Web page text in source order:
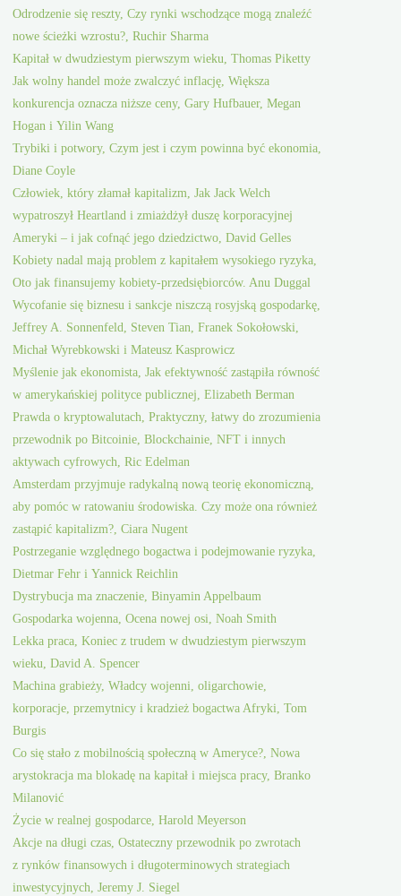
Odrodzenie się reszty, Czy rynki wschodzące mogą znaleźć
nowe ścieżki wzrostu?, Ruchir Sharma
Kapitał w dwudziestym pierwszym wieku, Thomas Piketty
Jak wolny handel może zwalczyć inflację, Większa
konkurencja oznacza niższe ceny, Gary Hufbauer, Megan
Hogan i Yilin Wang
Trybiki i potwory, Czym jest i czym powinna być ekonomia,
Diane Coyle
Człowiek, który złamał kapitalizm, Jak Jack Welch
wypatroszył Heartland i zmiażdżył duszę korporacyjnej
Ameryki – i jak cofnąć jego dziedzictwo, David Gelles
Kobiety nadal mają problem z kapitałem wysokiego ryzyka,
Oto jak finansujemy kobiety-przedsiębiorców. Anu Duggal
Wycofanie się biznesu i sankcje niszczą rosyjską gospodarkę,
Jeffrey A. Sonnenfeld, Steven Tian, Franek Sokołowski,
Michał Wyrebkowski i Mateusz Kasprowicz
Myślenie jak ekonomista, Jak efektywność zastąpiła równość
w amerykańskiej polityce publicznej, Elizabeth Berman
Prawda o kryptowalutach, Praktyczny, łatwy do zrozumienia
przewodnik po Bitcoinie, Blockchainie, NFT i innych
aktywach cyfrowych, Ric Edelman
Amsterdam przyjmuje radykalną nową teorię ekonomiczną,
aby pomóc w ratowaniu środowiska. Czy może ona również
zastąpić kapitalizm?, Ciara Nugent
Postrzeganie względnego bogactwa i podejmowanie ryzyka,
Dietmar Fehr i Yannick Reichlin
Dystrybucja ma znaczenie, Binyamin Appelbaum
Gospodarka wojenna, Ocena nowej osi, Noah Smith
Lekka praca, Koniec z trudem w dwudziestym pierwszym
wieku, David A. Spencer
Machina grabieży, Władcy wojenni, oligarchowie,
korporacje, przemytnicy i kradzież bogactwa Afryki, Tom
Burgis
Co się stało z mobilnością społeczną w Ameryce?, Nowa
arystokracja ma blokadę na kapitał i miejsca pracy, Branko
Milanović
Życie w realnej gospodarce, Harold Meyerson
Akcje na długi czas, Ostateczny przewodnik po zwrotach
z rynków finansowych i długoterminowych strategiach
inwestycyjnych, Jeremy J. Siegel